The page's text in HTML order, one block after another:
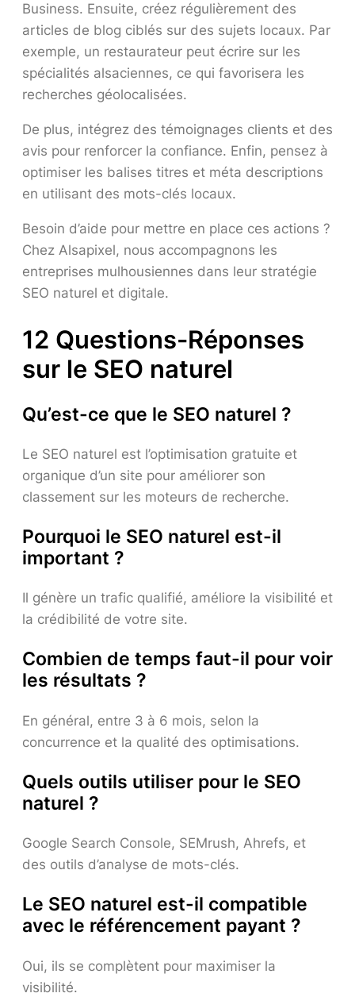
Business. Ensuite, créez régulièrement des
articles de blog ciblés sur des sujets locaux. Par
exemple, un restaurateur peut écrire sur les
spécialités alsaciennes, ce qui favorisera les
recherches géolocalisées.
De plus, intégrez des témoignages clients et des
avis pour renforcer la confiance. Enfin, pensez à
optimiser les balises titres et méta descriptions
en utilisant des mots-clés locaux.
Besoin d’aide pour mettre en place ces actions ?
Chez Alsapixel, nous accompagnons les
entreprises mulhousiennes dans leur stratégie
SEO naturel et digitale.
12 Questions-Réponses
sur le SEO naturel
Qu’est-ce que le SEO naturel ?
Le SEO naturel est l’optimisation gratuite et
organique d’un site pour améliorer son
classement sur les moteurs de recherche.
Pourquoi le SEO naturel est-il
important ?
Il génère un trafic qualifié, améliore la visibilité et
la crédibilité de votre site.
Combien de temps faut-il pour voir
les résultats ?
En général, entre 3 à 6 mois, selon la
concurrence et la qualité des optimisations.
Quels outils utiliser pour le SEO
naturel ?
Google Search Console, SEMrush, Ahrefs, et
des outils d’analyse de mots-clés.
Le SEO naturel est-il compatible
avec le référencement payant ?
Oui, ils se complètent pour maximiser la
visibilité.